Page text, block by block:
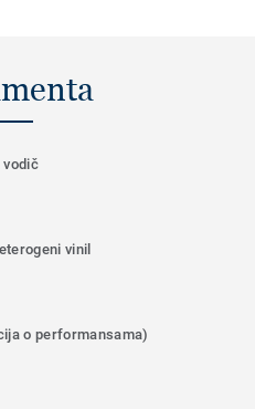
vodič
vinil
o performansama)